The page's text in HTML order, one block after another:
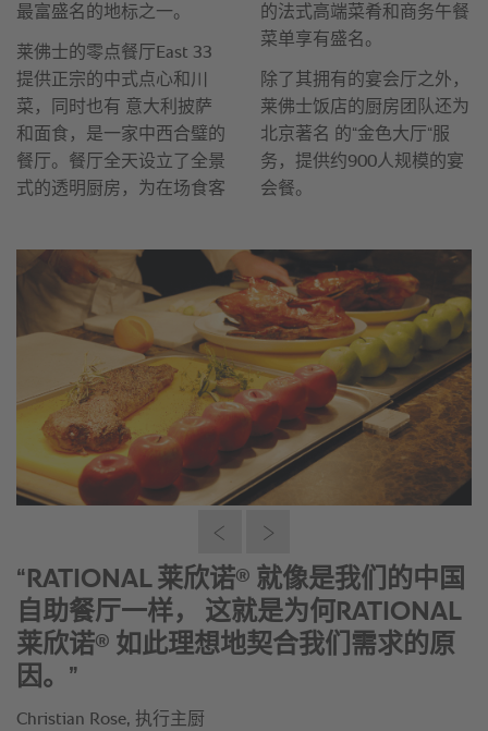
“在最短的时间内制作出保质保量的食物
是我们对客户的承诺。 一直以来，我们
都全靠RATIONAL 莱欣诺®来满足客户
的需求。”
Christian Rose, 执行主厨